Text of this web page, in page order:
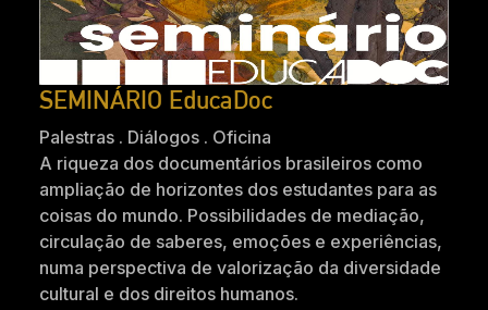
SEMINÁRIO EducaDoc
Palestras . Diálogos . Oficina
A riqueza dos documentários brasileiros como
ampliação de horizontes dos estudantes para as
coisas do mundo. Possibilidades de mediação,
circulação de saberes, emoções e experiências,
numa perspectiva de valorização da diversidade
cultural e dos direitos humanos.